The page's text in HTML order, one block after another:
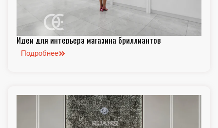
Идеи для интерьера магазина бриллиантов
Подробнее